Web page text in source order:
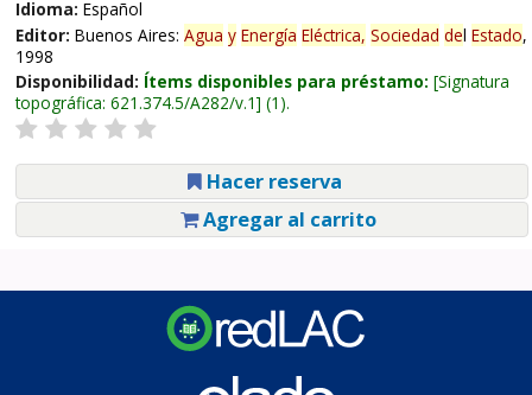
Idioma: Español
Editor: Buenos Aires: Agua y Energía Eléctrica, Sociedad del Estado,
1998
Disponibilidad: Ítems disponibles para préstamo: Signatura
topográfica: 621.374.5/A282/v.1 (1).
Hacer reserva
Agregar al carrito